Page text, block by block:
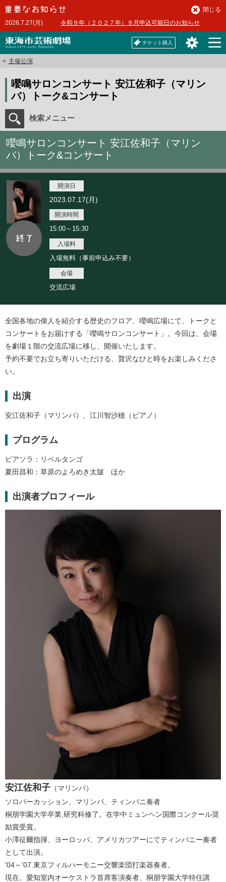
本
文
へ2026.7.27(月) 令和９年（２０２７年）９月申込可能日のお知らせ
閉じる
チケット購入
主催公演
嚶鳴サロンコンサート 安江佐和子（マリン
バ）トーク&コンサート
検索メニュー
嚶鳴サロンコンサート 安江佐和子（マリン
バ）トーク&コンサート
開演日
2023.07.17(月)
開演時間
15:00～15:30
入場料
入場無料（事前申込み不要）
会場
交流広場
全国各地の偉人を紹介する歴史のフロア、嚶鳴広場にて、トークと
コンサートをお届けする「嚶鳴サロンコンサート」。今回は、会場
を劇場１階の交流広場に移し、開催いたします。
予約不要でお立ち寄りいただける、贅沢なひと時をお楽しみくださ
い。
出演
安江佐和子（マリンバ）、江川智沙穂（ピアノ）
プログラム
ピアソラ：リベルタンゴ
夏田昌和：草原のよろめき太皷 ほか
出演者プロフィール
安江佐和子 （マリンバ）
ソロパーカッション、マリンバ、ティンパニ奏者
桐朋学園大学卒業,研究科修了。在学中ミュンヘン国際コンクール奨
励賞受賞。
小澤征爾指揮、ヨーロッパ、アメリカツアーにてティンパニー奏者
として出演。
’04～’07.東京フィルハーモニー交響楽団打楽器奏者。
現在、愛知室内オーケストラ首席客演奏者、桐朋学園大学特任講